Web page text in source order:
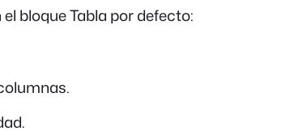
bloque Tabla por defecto: